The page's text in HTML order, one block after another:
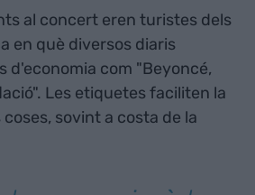
al concert eren turistes dels
en què diversos diaris
d'economia com "Beyoncé,
Les etiquetes faciliten la
sovint a costa de la